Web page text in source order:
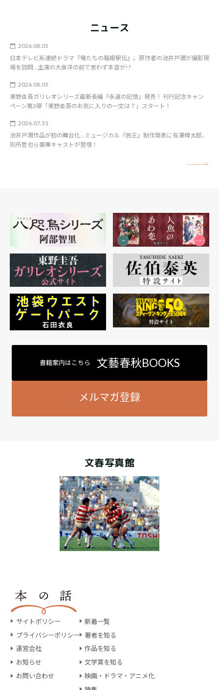
ニュース
2026.08.05
日本テレビ系連続ドラマ『俺たちの箱根駅伝』。原作者の池井戸潤が撮影現
場を訪問…主演の大泉洋の前で思わず本音が!?
2026.08.05
東野圭吾ガリレオシリーズ最新長編『永遠の記憶』発売！ 刊行記念キャン
ペーン第3弾「東野圭吾のお気に入りの一文は？」スタート！
2026.07.31
池井戸潤作品が初の舞台化…ミュージカル『民王』制作発表に有澤樟太郎、
別所哲也ら豪華キャストが登壇！
書籍案内はこちら 文藝春秋BOOKS
メルマガ登録
文春写真館
サイトポリシー
プライバシーポリシー
運営会社
お知らせ
お問い合わせ
新着一覧
著者を知る
作品を知る
文学賞を知る
映画・ドラマ・アニメ化